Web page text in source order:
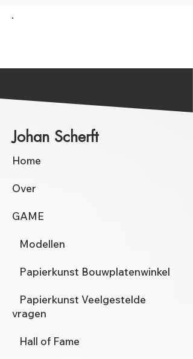
Johan Scherft
Home
Over
GAME
Modellen
Papierkunst Bouwplatenwinkel
Papierkunst Veelgestelde
vragen
Hall of Fame